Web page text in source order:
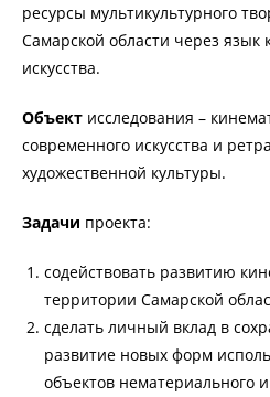
ресурсы мультикультурного
Самарской области через язык
искусства.
Объект исследования –
современного искусства и
художественной культуры.
Задачи проекта:
содействовать развитию
территории Самарской
сделать личный вклад в
развитие новых форм
объектов нематериального